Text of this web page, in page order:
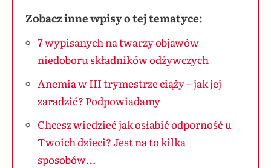
Zobacz inne wpisy o tej tematyce:
7 wypisanych na twarzy objawów
niedoboru składników odżywczych
Anemia w III trymestrze ciąży – jak jej
zaradzić? Podpowiadamy
Chcesz wiedzieć jak osłabić odporność u
Twoich dzieci? Jest na to kilka
sposobów…